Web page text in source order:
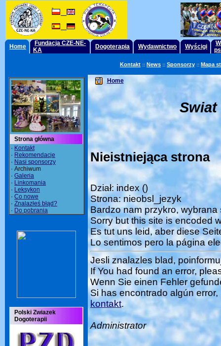
Home
Fundacja CZE-NE-
KA
Dogoterapia Wydawnictwo Wyścigi
Kontakt :: News :: Sponsorzy :: Mapa
Strona główna
· Kontakt
· Rekomendacje
· Nasi sponsorzy
· Archiwum
· Galeria
· Linkomania
· Leksykon
· Co nowe
· Znalazłeś błąd?
· Do pobrania
Polski Zwiazek
Dogoterapii
Home
Swiat
Nieistniejąca strona
Dział: index ()
Strona: nieobsl_jezyk
Bardzo nam przykro,
Sorry but this site is encoded
Es tut uns leid, aber diese
Lo sentimos pero la página
Jesli znalazles blad,
If You had found an error,
Wenn Sie einen Fehler
Si has encontrado algún
kontakt.
Administrator